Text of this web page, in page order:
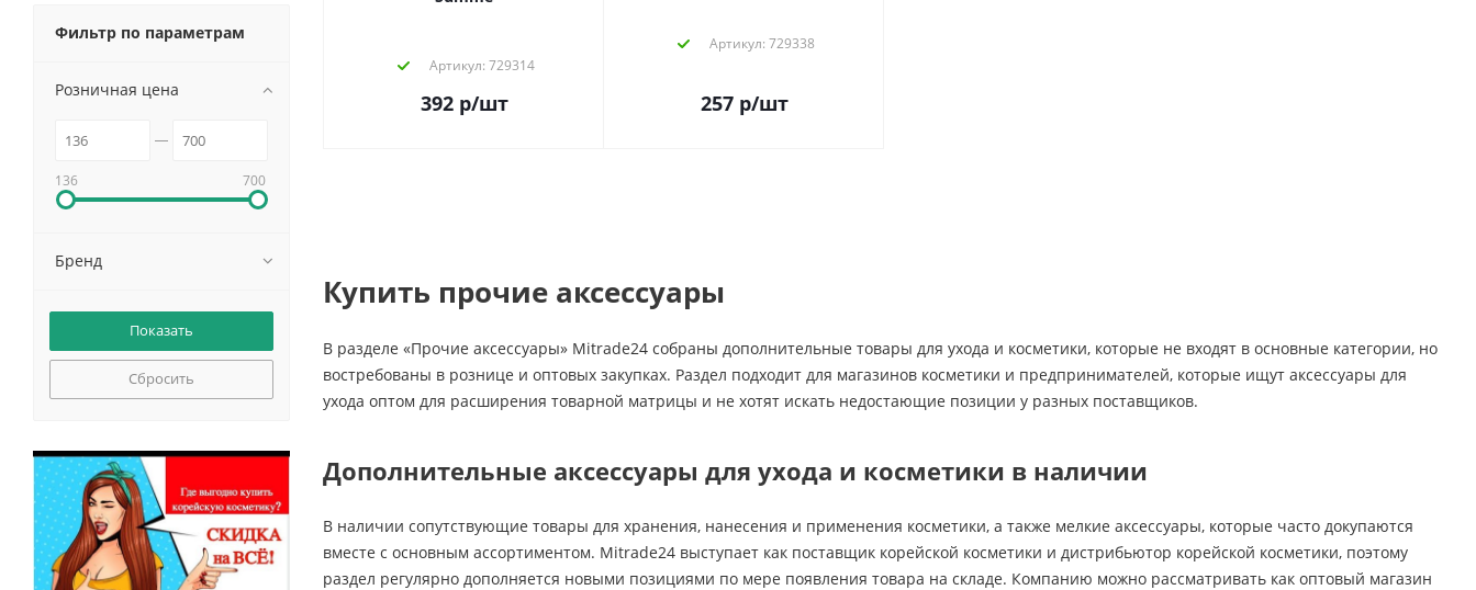
Артикул: 729314
392р/шт
Артикул: 729338
257р/шт
Купить прочие аксессуары
В разделе «Прочие аксессуары» Mitrade24 собраны дополнительные товары для ухода и косметики, которые не входят в основные категории, но
востребованы в рознице и оптовых закупках. Раздел подходит для магазинов косметики и предпринимателей, которые ищут аксессуары для
ухода оптом для расширения товарной матрицы и не хотят искать недостающие позиции у разных поставщиков.
Дополнительные аксессуары для ухода и косметики в наличии
В наличии сопутствующие товары для хранения, нанесения и применения косметики, а также мелкие аксессуары, которые часто докупаются
вместе с основным ассортиментом. Mitrade24 выступает как поставщик корейской косметики и дистрибьютор корейской косметики, поэтому
раздел регулярно дополняется новыми позициями по мере появления товара на складе. Компанию можно рассматривать как оптовый магазин
Фильтр по параметрам
Розничная цена
136 700
Бренд
Сбросить